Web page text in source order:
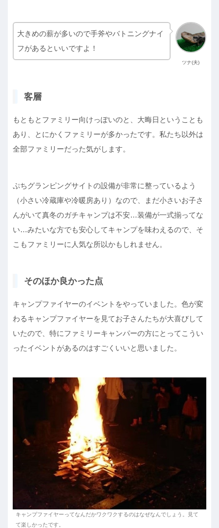
ツナ(夫)
大きめの薪が多いので手斧やバトニングナイ
フがあるといいですよ！
客層
もともとファミリー向けっぽいのと、大晦日ということも
あり、とにかくファミリーが多かったです。私たち以外は
全部ファミリーだった気がします。
ぷちグランピングサイトの設備が非常に整っているよう
（小さい冷蔵庫や冷暖房あり）なので、まだ小さいお子さ
んがいて真冬のガチキャンプは不安…装備が一式揃ってな
い…みたいな方でも安心してキャンプを味わえるので、そ
こもファミリーに人気な所以かもしれません。
そのほか良かった点
キャンプファイヤーのイベントをやっていました。色が変
わるキャンプファイヤーを見てお子さんたちが大喜びして
いたので、特にファミリーキャンパーの方にとってこうい
ったイベントがあるのはすごくいいと思いました。
キャンプファイヤーってなんだかワクワクするのはなぜなんでしょう。見て
て楽しかったです。